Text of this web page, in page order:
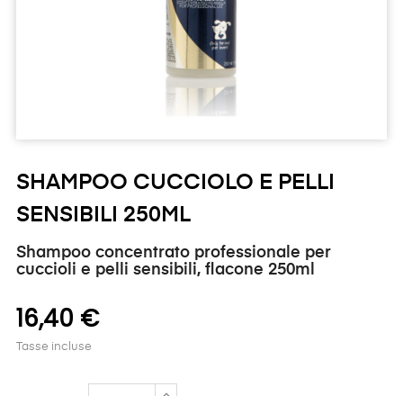
SHAMPOO CUCCIOLO E PELLI
SENSIBILI 250ML
Shampoo concentrato professionale per
cuccioli e pelli sensibili, flacone 250ml
16,40 €
Tasse incluse